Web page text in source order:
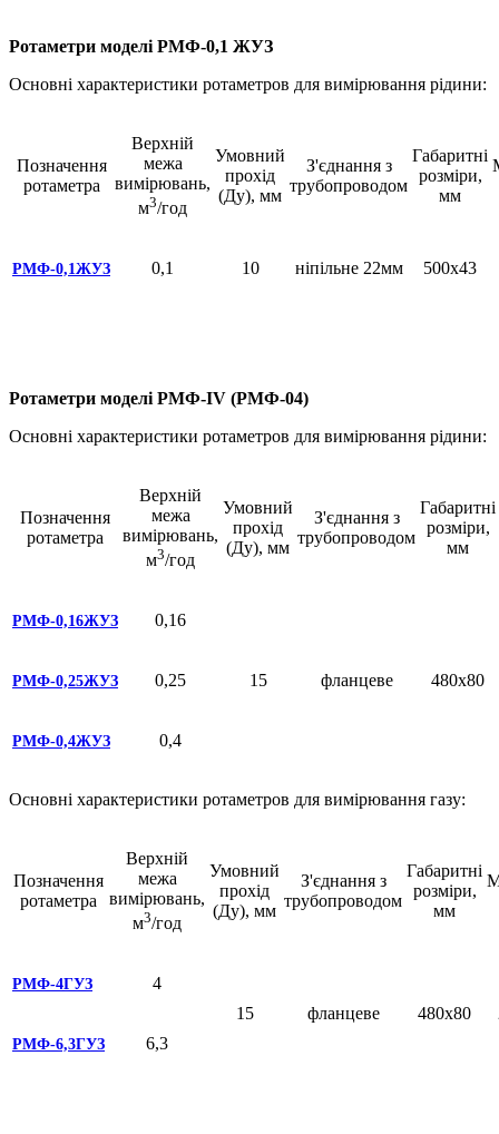
Ротаметри моделі РМФ-0,1 ЖУЗ
Основні характеристики ротаметров для вимірювання рідини:
Позначення
ротаметра
Верхній
межа
вимірювань,
м3/год
Умовний
прохід
(Ду), мм
З'єднання з
трубопроводом
Габаритні
розміри,
мм
РМФ-0,1ЖУЗ 0,1 10 ніпільне 22мм 500х43
Ротаметри моделі РМФ-IV (РМФ-04)
Основні характеристики ротаметров для вимірювання рідини:
Позначення
ротаметра
Верхній
межа
вимірювань,
м3/год
Умовний
прохід
(Ду), мм
З'єднання з
трубопроводом
Габаритні
розміри,
мм
РМФ-0,16ЖУЗ 0,16
15 фланцеве 480х80
РМФ-0,25ЖУЗ 0,25
РМФ-0,4ЖУЗ 0,4
Основні характеристики ротаметров для вимірювання газу:
Позначення
ротаметра
Верхній
межа
вимірювань,
м3/год
Умовний
прохід
(Ду), мм
З'єднання з
трубопроводом
Габаритні
розміри,
мм
РМФ-4ГУЗ
4
15
фланцеве 480х80
РМФ-6,3ГУЗ 6,3